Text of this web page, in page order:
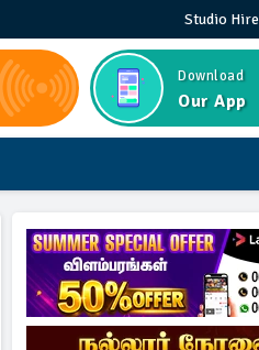
Studio Hire
Download
Our App